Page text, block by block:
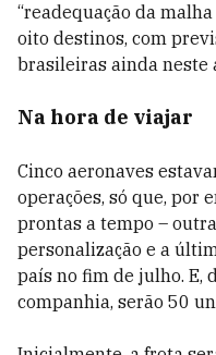
“readequação da
oito destinos, com
brasileiras ainda neste
Na hora de viajar
Cinco aeronaves
operações, só que, por
prontas a tempo –
personalização e a
país no fim de julho. E,
companhia, serão 50